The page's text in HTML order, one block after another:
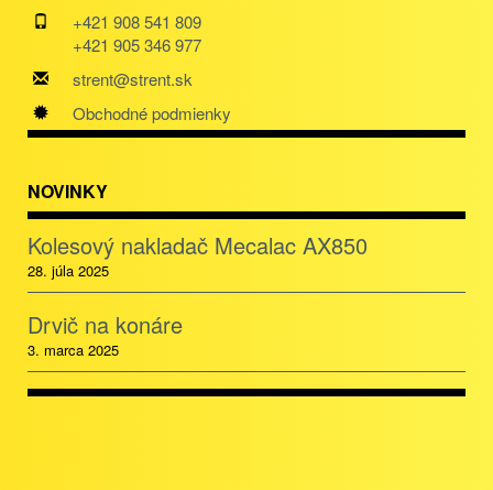
+421 908 541 809
+421 905 346 977
strent@strent.sk
Obchodné podmienky
NOVINKY
Kolesový nakladač Mecalac AX850
28. júla 2025
Drvič na konáre
3. marca 2025